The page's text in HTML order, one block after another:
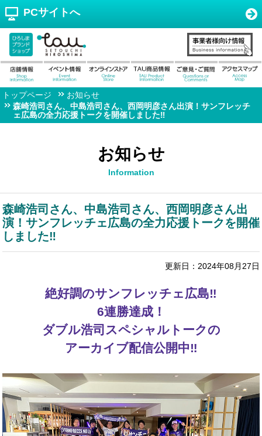
PCサイトへ
トップページ
お知らせ
森崎浩司さん、中島浩司さん、西岡明彦さん出演！サンフレッチ
ェ広島の全力応援トークを開催しました‼
お知らせ
Information
森崎浩司さん、中島浩司さん、西岡明彦さん出
演！サンフレッチェ広島の全力応援トークを開催
しました‼
更新日：2024年08月27日
絶好調のサンフレッチェ広島‼
6連勝達成！
ダブル浩司スペシャルトークの
アーカイブ配信公開中‼